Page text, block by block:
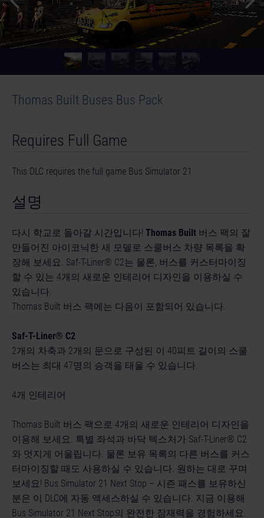
Thomas Built Buses Bus Pack
Requires Full Game
This DLC requires the full game Bus Simulator 21
설명
다시 학교로 돌아갈 시간입니다! Thomas Built 버스 팩의 잘
만들어진 아이코닉한 새 모델로 스쿨버스 차량 목록을 확
장해 보세요. Saf-T-Liner® C2는 물론, 버스를 커스터마이징
할 수 있는 4개의 새로운 인테리어 디자인을 이용하실 수
있습니다.
Thomas Built 버스 팩에는 다음이 포함되어 있습니다.
Saf-T-Liner® C2
2개의 차축과 2개의 문으로 구성된 이 40피트 길이의 스쿨
버스는 최대 47명의 승객을 태울 수 있습니다.
4개 인테리어
Thomas Built 버스 팩으로 4개의 새로운 인테리어 디자인을
이용해 보세요. 특별 좌석과 바닥 텍스처가 Saf-T-Liner® C2
와 멋지게 어울립니다. 물론 보유 목록의 다른 버스를 커스
터마이징할 때도 사용하실 수 있습니다. 원하는 대로 꾸며
보세요! Bus Simulator 21 Next Stop – 시즌 패스를 보유하신
분은 이 DLC에 자동 액세스하실 수 있습니다. 지금 이용해
Bus Simulator 21 Next Stop의 완전한 잠재력을 경험하세요.